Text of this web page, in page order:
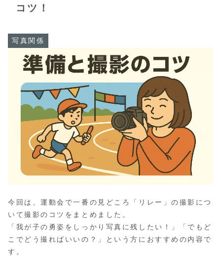
コツ！
写真関係
今回は、運動会で一番の見どころ「リレー」の撮影につ
いて撮影のコツをまとめました。
「我が子の勇姿をしっかり写真に残したい！」「でもど
こでどう撮ればいいの？」という方におすすめの内容で
す。